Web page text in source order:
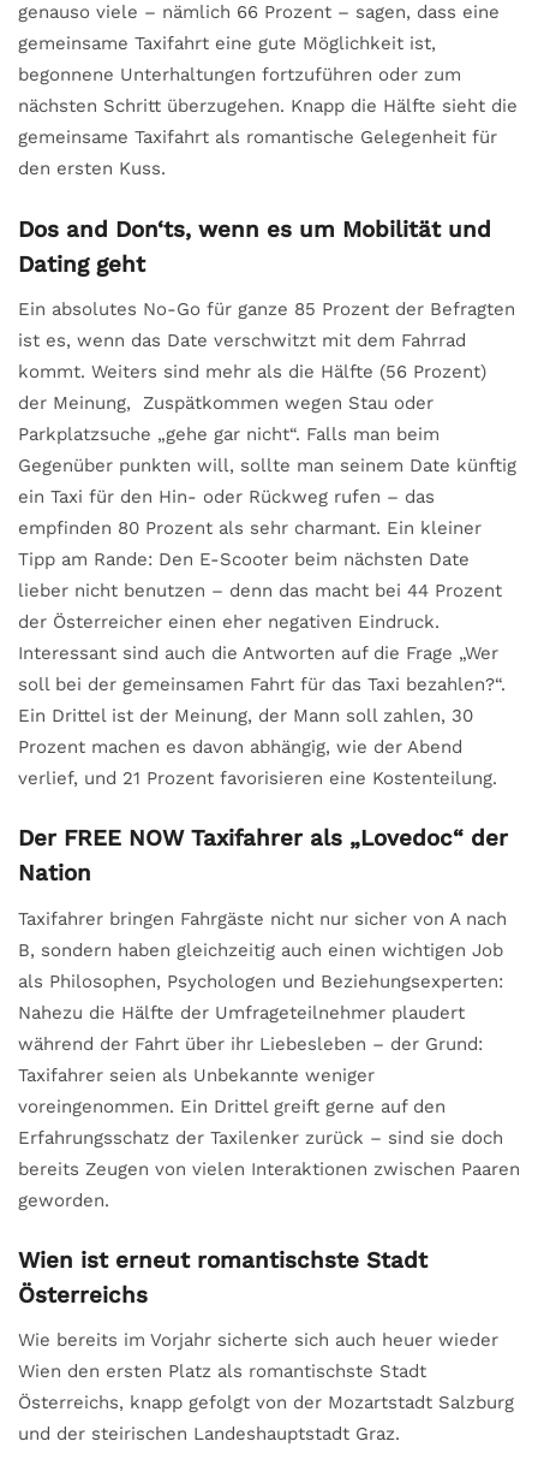
genauso viele – nämlich 66 Prozent – sagen, dass eine
gemeinsame Taxifahrt eine gute Möglichkeit ist,
begonnene Unterhaltungen fortzuführen oder zum
nächsten Schritt überzugehen. Knapp die Hälfte sieht die
gemeinsame Taxifahrt als romantische Gelegenheit für
den ersten Kuss.
Dos and Don‘ts, wenn es um Mobilität und
Dating geht
Ein absolutes No-Go für ganze 85 Prozent der Befragten
ist es, wenn das Date verschwitzt mit dem Fahrrad
kommt. Weiters sind mehr als die Hälfte (56 Prozent)
der Meinung, Zuspätkommen wegen Stau oder
Parkplatzsuche „gehe gar nicht“. Falls man beim
Gegenüber punkten will, sollte man seinem Date künftig
ein Taxi für den Hin- oder Rückweg rufen – das
empfinden 80 Prozent als sehr charmant. Ein kleiner
Tipp am Rande: Den E-Scooter beim nächsten Date
lieber nicht benutzen – denn das macht bei 44 Prozent
der Österreicher einen eher negativen Eindruck.
Interessant sind auch die Antworten auf die Frage „Wer
soll bei der gemeinsamen Fahrt für das Taxi bezahlen?“.
Ein Drittel ist der Meinung, der Mann soll zahlen, 30
Prozent machen es davon abhängig, wie der Abend
verlief, und 21 Prozent favorisieren eine Kostenteilung.
Der FREE NOW Taxifahrer als „Lovedoc“ der
Nation
Taxifahrer bringen Fahrgäste nicht nur sicher von A nach
B, sondern haben gleichzeitig auch einen wichtigen Job
als Philosophen, Psychologen und Beziehungsexperten:
Nahezu die Hälfte der Umfrageteilnehmer plaudert
während der Fahrt über ihr Liebesleben – der Grund:
Taxifahrer seien als Unbekannte weniger
voreingenommen. Ein Drittel greift gerne auf den
Erfahrungsschatz der Taxilenker zurück – sind sie doch
bereits Zeugen von vielen Interaktionen zwischen Paaren
geworden.
Wien ist erneut romantischste Stadt
Österreichs
Wie bereits im Vorjahr sicherte sich auch heuer wieder
Wien den ersten Platz als romantischste Stadt
Österreichs, knapp gefolgt von der Mozartstadt Salzburg
und der steirischen Landeshauptstadt Graz.